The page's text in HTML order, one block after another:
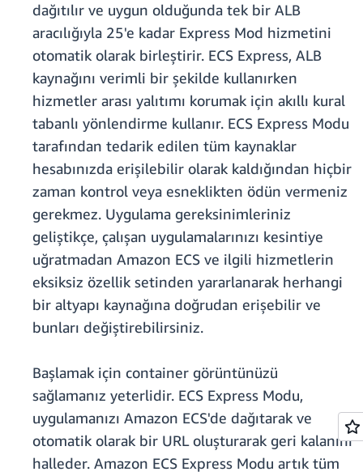
dağıtılır ve uygun olduğunda tek bir ALB
aracılığıyla 25'e kadar Express Mod hizmetini
otomatik olarak birleştirir. ECS Express, ALB
kaynağını verimli bir şekilde kullanırken
hizmetler arası yalıtımı korumak için akıllı kural
tabanlı yönlendirme kullanır. ECS Express Modu
tarafından tedarik edilen tüm kaynaklar
hesabınızda erişilebilir olarak kaldığından hiçbir
zaman kontrol veya esneklikten ödün vermeniz
gerekmez. Uygulama gereksinimleriniz
geliştikçe, çalışan uygulamalarınızı kesintiye
uğratmadan Amazon ECS ve ilgili hizmetlerin
eksiksiz özellik setinden yararlanarak herhangi
bir altyapı kaynağına doğrudan erişebilir ve
bunları değiştirebilirsiniz.
Başlamak için container görüntünüzü
sağlamanız yeterlidir. ECS Express Modu,
uygulamanızı Amazon ECS'de dağıtarak ve
otomatik olarak bir URL oluşturarak geri kalanını
halleder. Amazon ECS Express Modu artık tüm